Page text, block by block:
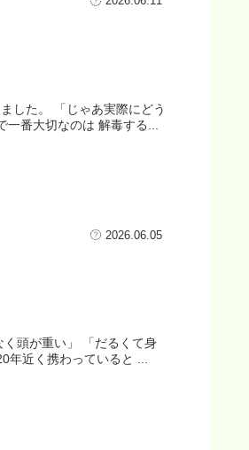
した。 「じゃあ実際にどう
番大切なのは 解毒する...
2026.06.05
頭が重い」 「だるくて身
年近く携わっていると ...